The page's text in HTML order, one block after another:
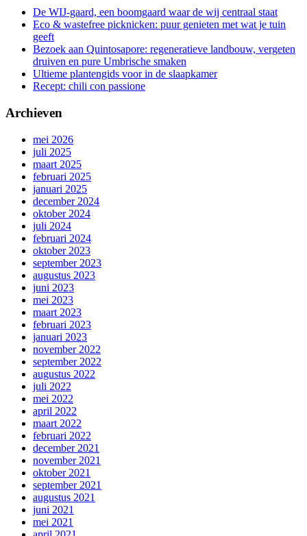
De WIJ-gaard, een boomgaard waar de wij centraal staat
Eco & wastefree picknicken: puur genieten met wat je tuin
geeft
Bezoek aan Quintosapore: regeneratieve landbouw, vergeten
druiven en pure Umbrische smaken
Ultieme plantengids voor in de slaapkamer
Recept: chili con passione
Archieven
mei 2026
juli 2025
maart 2025
februari 2025
januari 2025
december 2024
oktober 2024
juli 2024
februari 2024
oktober 2023
september 2023
augustus 2023
juni 2023
mei 2023
maart 2023
februari 2023
januari 2023
november 2022
september 2022
augustus 2022
juli 2022
mei 2022
april 2022
maart 2022
februari 2022
december 2021
november 2021
oktober 2021
september 2021
augustus 2021
juni 2021
mei 2021